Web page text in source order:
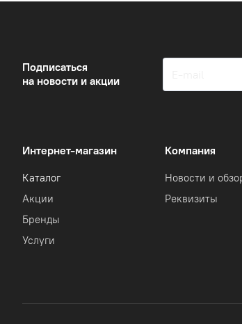
Подписаться
на новости и акции
Интернет-магазин
Каталог
Акции
Бренды
Услуги
Компания
Новости и
Реквизиты